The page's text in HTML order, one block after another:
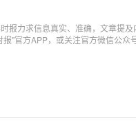
报力求信息真实、准确，文章提
报"官方APP，或关注官方微信公